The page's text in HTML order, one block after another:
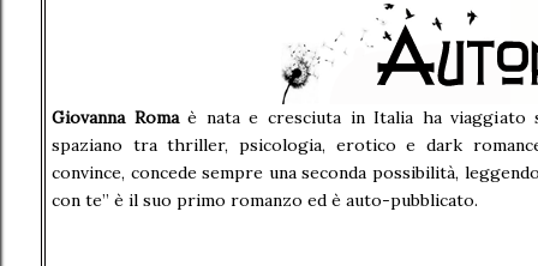
Giovanna Roma è nata e cresciuta in Italia ha viaggiato
spaziano tra thriller, psicologia, erotico e dark
convince, concede sempre una seconda possibilità,
con te” è il suo primo romanzo ed è auto-pubblicato.